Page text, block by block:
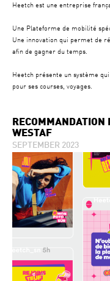
Heetch est une entreprise
Une Plateforme de mobilité
Une innovation qui permet de
afin de gagner du temps.
Heetch présente un système
pour ses courses, voyages.
RECOMMANDATION
WESTAF
SEPTEMBER 2023